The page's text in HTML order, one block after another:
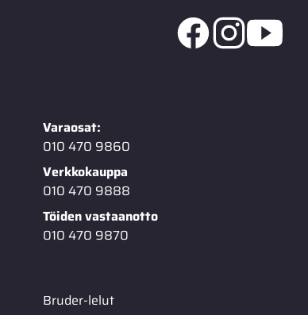
Varaosat:
010 470 9860
Verkkokauppa
010 470 9888
Töiden vastaanotto
010 470 9870
Bruder-lelut